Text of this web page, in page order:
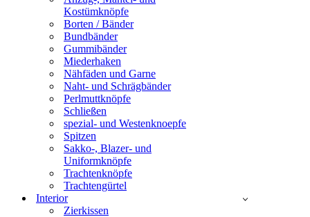
Kostümknöpfe
Borten / Bänder
Bundbänder
Gummibänder
Miederhaken
Nähfäden und Garne
Naht- und Schrägbänder
Perlmuttknöpfe
Schließen
spezial- und Westenknoepfe
Spitzen
Sakko-, Blazer- und
Uniformknöpfe
Trachtenknöpfe
Trachtengürtel
Interior
Zierkissen